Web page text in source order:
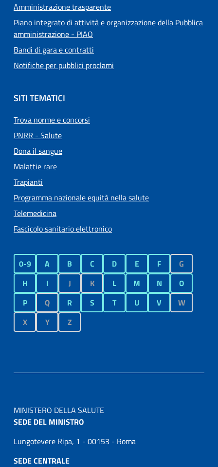
Amministrazione trasparente
Piano integrato di attività e organizzazione della Pubblica
amministrazione - PIAO
Bandi di gara e contratti
Notifiche per pubblici proclami
SITI TEMATICI
Trova norme e concorsi
PNRR - Salute
Dona il sangue
Malattie rare
Trapianti
Programma nazionale equità nella salute
Telemedicina
Fascicolo sanitario elettronico
0-9 A B C D E F
G
H
I J K L M N
O
P
Q R S T U V
W
X
Y Z
MINISTERO DELLA SALUTE
SEDE DEL MINISTRO
Lungotevere Ripa, 1 - 00153 - Roma
SEDE CENTRALE